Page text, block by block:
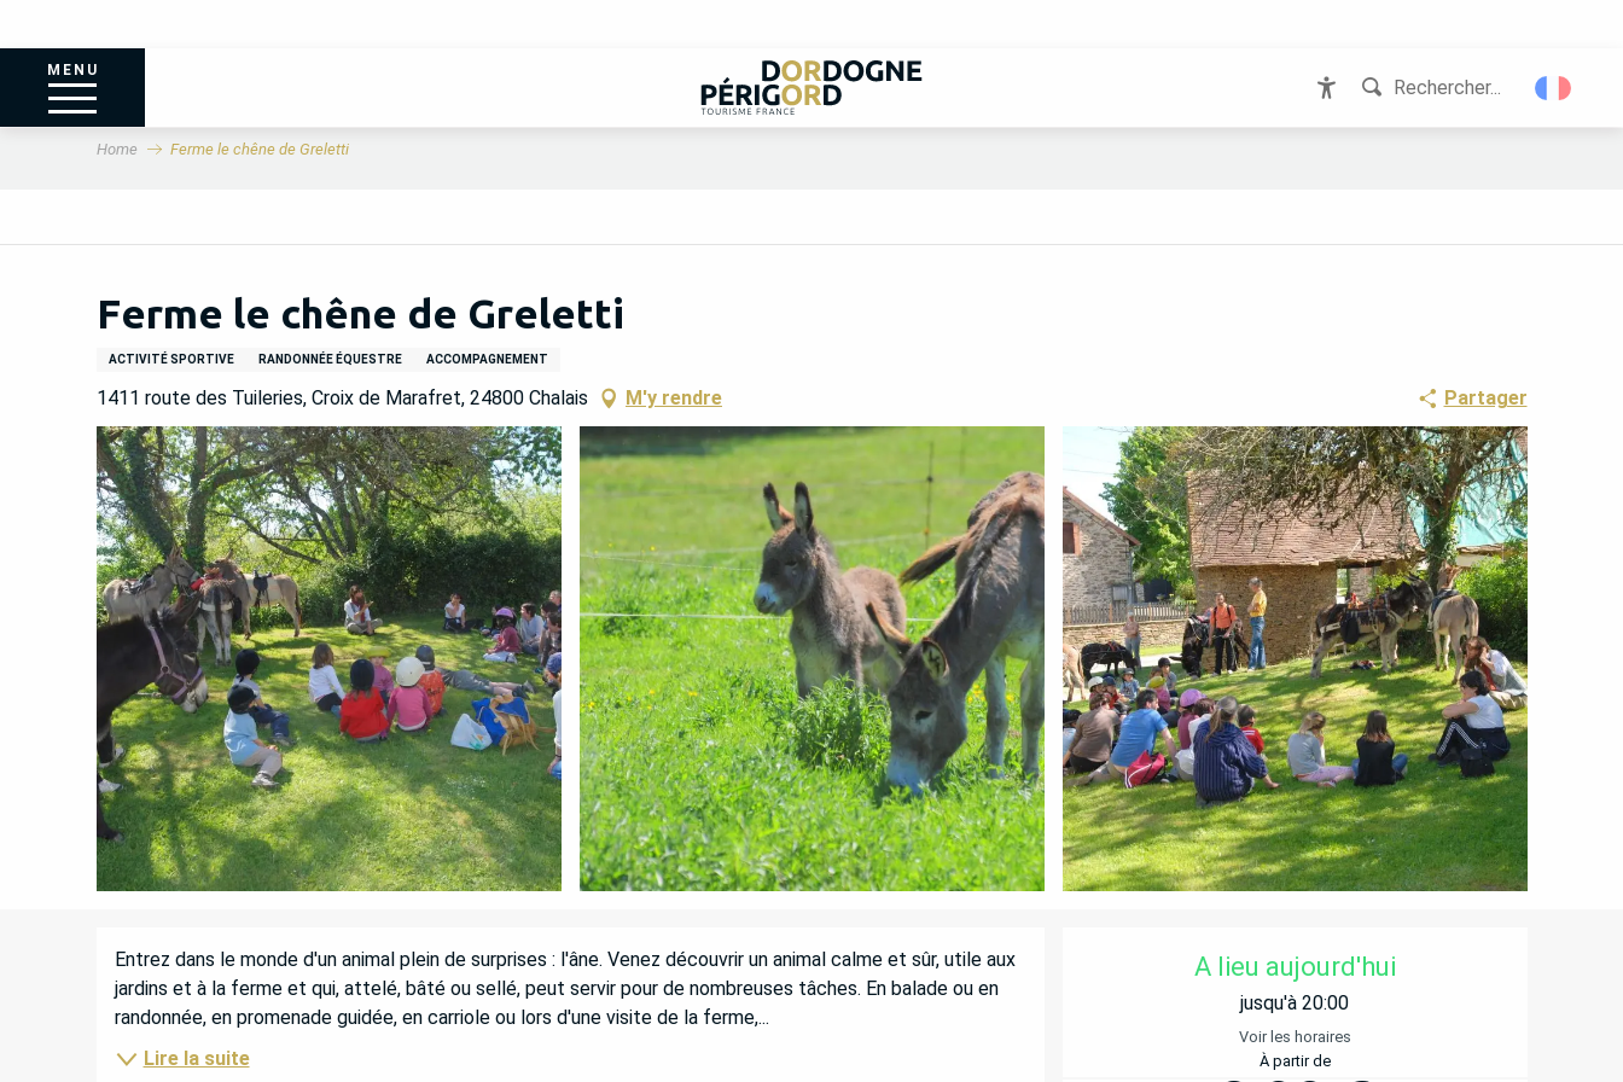
MENU
Rechercher...
Home Ferme le chêne de Greletti
Ferme le chêne de Greletti
ACTIVITÉ SPORTIVE RANDONNÉE ÉQUESTRE ACCOMPAGNEMENT
1411 route des Tuileries, Croix de Marafret, 24800 Chalais M'y rendre Partager
OUVERTURE ET
A lieu aujourd'hui
jusqu'à 20:00
Voir les horaires
À partir de
DESCRIPTION
Entrez dans le monde d'un animal plein de surprises : l'âne. Venez découvrir un animal calme et sûr, utile aux
jardins et à la ferme et qui, attelé, bâté ou sellé, peut servir pour de nombreuses tâches. En balade ou en
randonnée, en promenade guidée, en carriole ou lors d'une visite de la ferme,...
Lire la suite